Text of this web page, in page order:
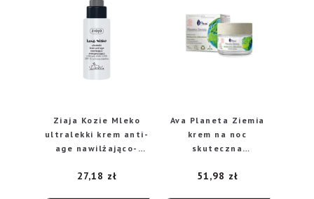
Ziaja Kozie Mleko
ultralekki krem anti-
age nawilżająco-
15, 50 ml
27,18 zł
Ava Planeta Ziemia
krem na noc
skuteczna
51,98 zł